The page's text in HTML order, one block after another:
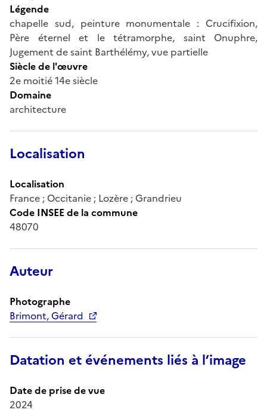
Légende
chapelle sud, peinture monumentale : Crucifixion,
Père éternel et le tétramorphe, saint Onuphre,
Jugement de saint Barthélémy, vue partielle
Siècle de l'œuvre
2e moitié 14e siècle
Domaine
architecture
Localisation
Localisation
France ; Occitanie ; Lozère ; Grandrieu
Code INSEE de la commune
48070
Auteur
Photographe
Brimont, Gérard
Datation et événements liés à l’image
Date de prise de vue
2024